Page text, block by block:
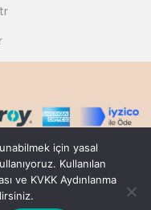
2022
için yasal
Kullanılan
ve KVKK Aydınlanma